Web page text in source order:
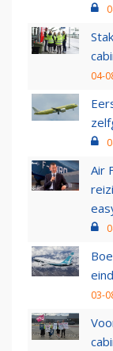
04-
Air
03-